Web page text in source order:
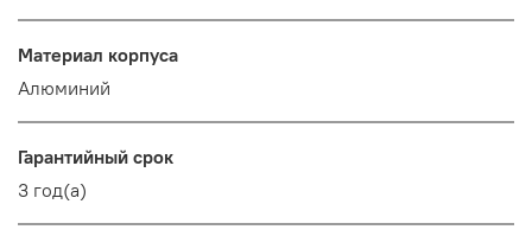
Материал корпуса
Алюминий
Гарантийный срок
3 год(а)